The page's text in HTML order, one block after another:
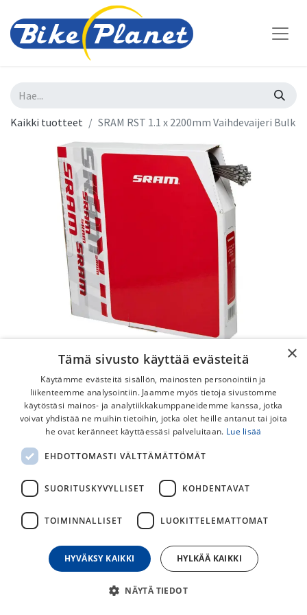
Kaikki tuotteet SRAM RST 1.1 x 2200mm Vaihdevaijeri Bulk
SRAM RST 1.1 x 2200mm
Vaihdevaijeri Bulk
SRAM vaihdevaijeri 1,1mm x 2200mm
9,00
päivän alin hinta
×
Tämä sivusto käyttää evästeitä
Käytämme evästeitä sisällön, mainosten personointiin ja
liikenteemme analysointiin. Jaamme myös tietoja sivustomme
käytöstäsi mainos- ja analytiikkakumppaneidemme kanssa, jotka
voivat yhdistää ne muihin tietoihin, jotka olet heille antanut tai joita
he ovat keränneet käyttäessäsi palveluitaan. Lue lisää
EHDOTTOMASTI VÄLTTÄMÄTTÖMÄT
SUORITUSKYVYLLISET KOHDENTAVAT
TOIMINNALLISET LUOKITTELEMATTOMAT
HYVÄKSY KAIKKI HYLKÄÄ KAIKKI
NÄYTÄ TIEDOT